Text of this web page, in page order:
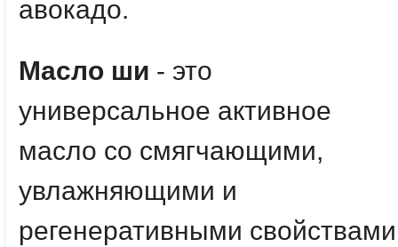
авокадо.
Масло ши - это
универсальное активное
масло со смягчающими,
увлажняющими и
регенеративными